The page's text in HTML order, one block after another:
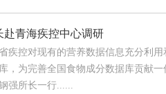
赴青海疾控中心调研
疾控对现有的营养数据信息充分利
，为完善全国食物成分数据库贡献
强所长一行......